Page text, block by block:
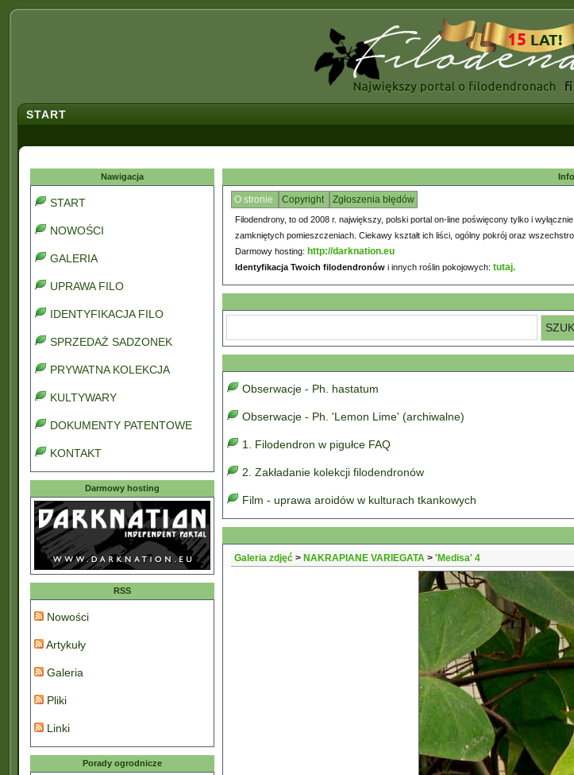
START
Nawigacja
START
NOWOŚCI
GALERIA
UPRAWA FILO
IDENTYFIKACJA FILO
SPRZEDAŻ SADZONEK
PRYWATNA KOLEKCJA
KULTYWARY
DOKUMENTY PATENTOWE
KONTAKT
Darmowy hosting
RSS
Nowości
Artykuły
Galeria
Pliki
Linki
Porady ogrodnicze
O stronie Copyright Zgłoszenia błędów
Filodendrony, to od 2008 r. największy, polski portal on-line poświęcony tylko i
zamkniętych pomieszczeniach. Ciekawy kształt ich liści, ogólny pokrój oraz
Darmowy hosting: http://darknation.eu
Identyfikacja Twoich filodendronów i innych roślin pokojowych: tutaj.
Obserwacje - Ph. hastatum
Obserwacje - Ph. 'Lemon Lime' (archiwalne)
1. Filodendron w pigułce FAQ
2. Zakładanie kolekcji filodendronów
Film - uprawa aroidów w kulturach tkankowych
Galeria zdjęć > NAKRAPIANE VARIEGATA > 'Medisa' 4